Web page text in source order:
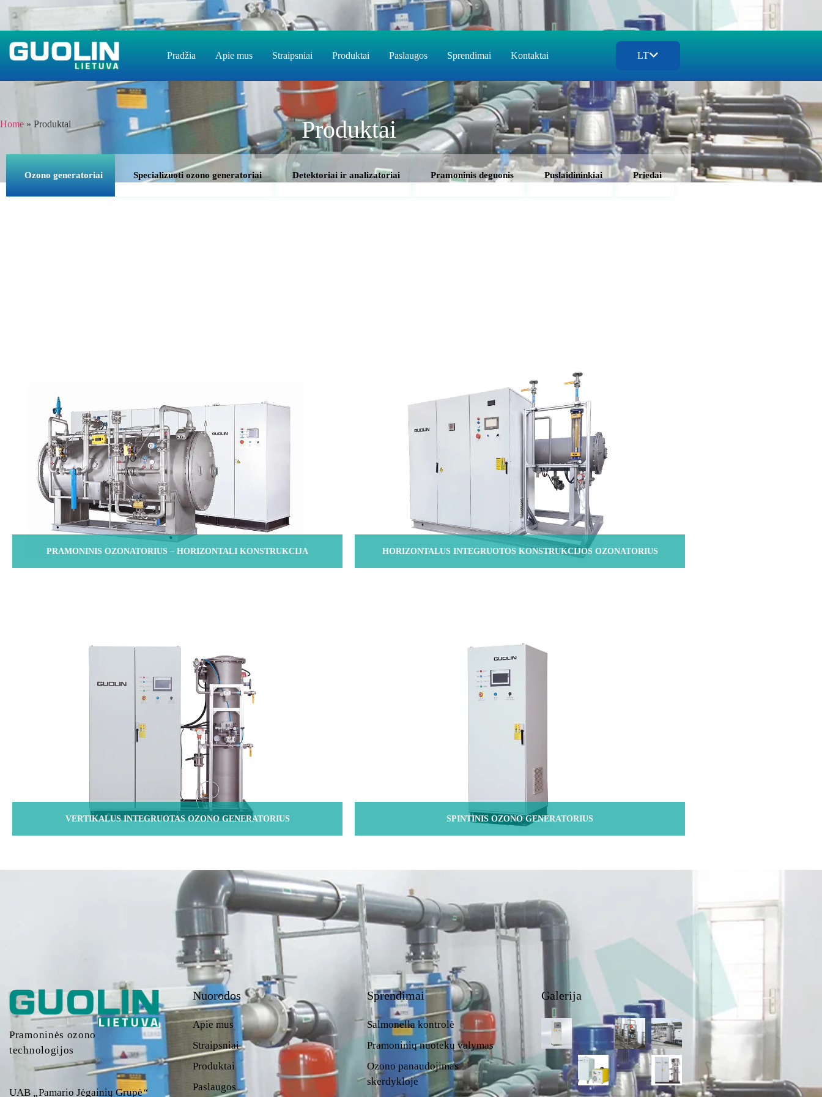
Pradžia Apie mus Straipsniai Produktai Paslaugos Sprendimai Kontaktai LT
Home » Produktai Produktai
Ozono generatoriai Specializuoti ozono generatoriai Detektoriai ir analizatoriai Pramoninis deguonis Puslaidininkiai Priedai
PRAMONINIS OZONATORIUS – HORIZONTALI KONSTRUKCIJA HORIZONTALUS INTEGRUOTOS KONSTRUKCIJOS OZONATORIUS
VERTIKALUS INTEGRUOTAS OZONO GENERATORIUS SPINTINIS OZONO GENERATORIUS
Pramoninės ozono
technologijos
UAB „Pamario Jėgainių Grupė“
Nuorodos
Apie mus
Straipsniai
Produktai
Paslaugos
Sprendimai
Salmonella kontrolė
Pramoninių nuotekų valymas
Ozono panaudojimas
skerdykloje
Galerija